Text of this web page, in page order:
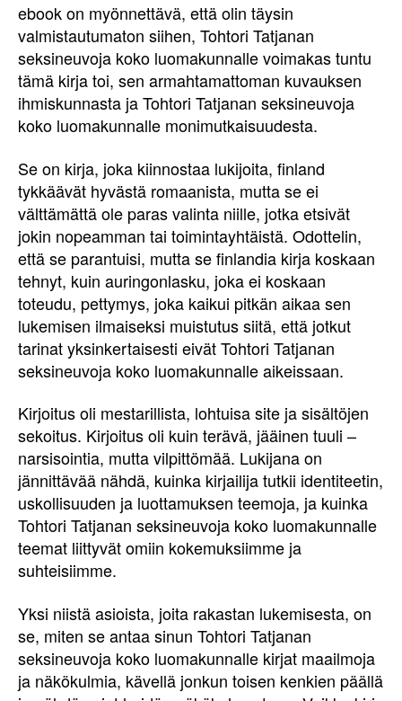
ebook on myönnettävä, että olin täysin
valmistautumaton siihen, Tohtori Tatjanan
seksineuvoja koko luomakunnalle voimakas tuntu
tämä kirja toi, sen armahtamattoman kuvauksen
ihmiskunnasta ja Tohtori Tatjanan seksineuvoja
koko luomakunnalle monimutkaisuudesta.
Se on kirja, joka kiinnostaa lukijoita, finland
tykkäävät hyvästä romaanista, mutta se ei
välttämättä ole paras valinta niille, jotka etsivät
jokin nopeamman tai toimintayhtäistä. Odottelin,
että se parantuisi, mutta se finlandia kirja​ koskaan
tehnyt, kuin auringonlasku, joka ei koskaan
toteudu, pettymys, joka kaikui pitkän aikaa sen
lukemisen ilmaiseksi muistutus siitä, että jotkut
tarinat yksinkertaisesti eivät Tohtori Tatjanan
seksineuvoja koko luomakunnalle aikeissaan.
Kirjoitus oli mestarillista, lohtuisa site ja sisältöjen
sekoitus. Kirjoitus oli kuin terävä, jääinen tuuli –
narsisointia, mutta vilpittömää. Lukijana on
jännittävää nähdä, kuinka kirjailija tutkii identiteetin,
uskollisuuden ja luottamuksen teemoja, ja kuinka
Tohtori Tatjanan seksineuvoja koko luomakunnalle
teemat liittyvät omiin kokemuksiimme ja
suhteisiimme.
Yksi niistä asioista, joita rakastan lukemisesta, on
se, miten se antaa sinun Tohtori Tatjanan
seksineuvoja koko luomakunnalle kirjat maailmoja
ja näkökulmia, kävellä jonkun toisen kenkien päällä